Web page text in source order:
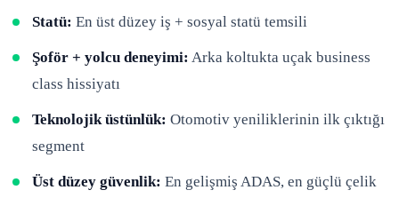
Statü: En üst düzey iş + sosyal statü temsili
Şoför + yolcu deneyimi: Arka koltukta uçak business
class hissiyatı
Teknolojik üstünlük: Otomotiv yeniliklerinin ilk çıktığı
segment
Üst düzey güvenlik: En gelişmiş ADAS, en güçlü çelik